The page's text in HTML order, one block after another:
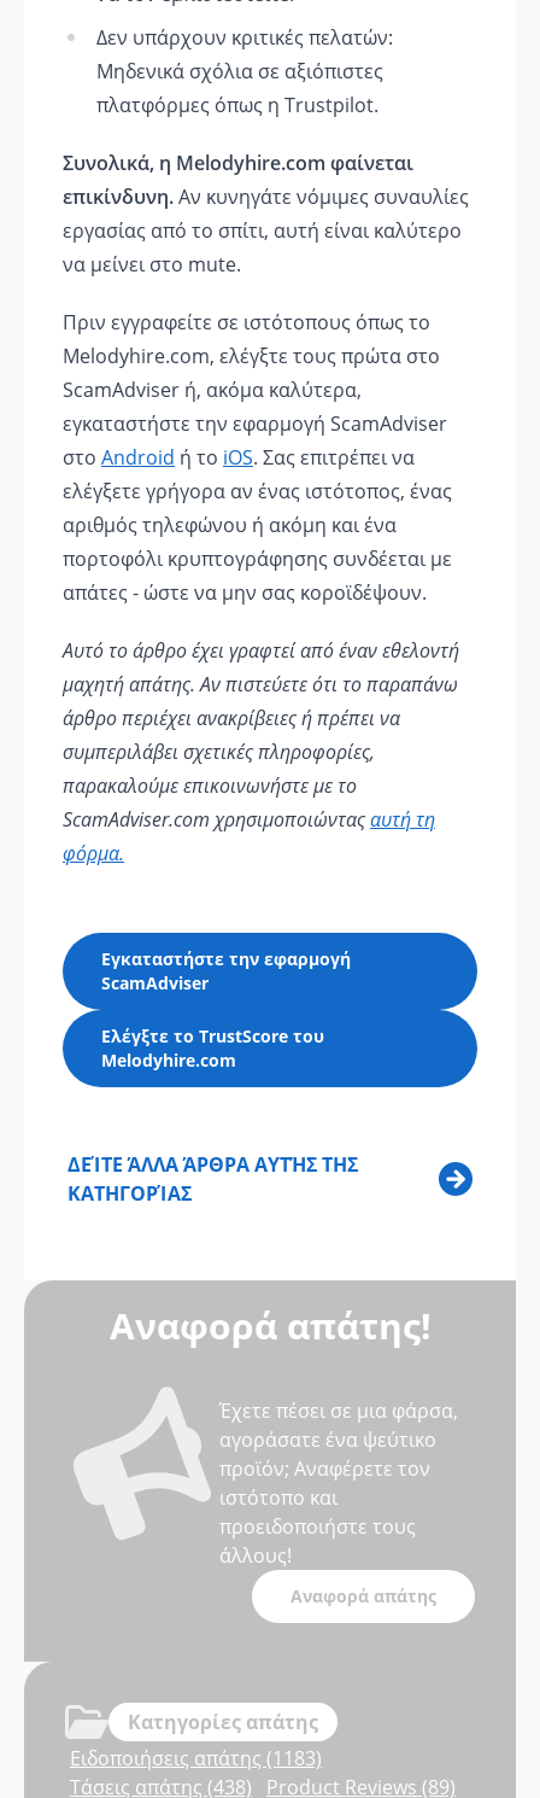
Δεν υπάρχουν κριτικές πελατών:
Μηδενικά σχόλια σε αξιόπιστες
πλατφόρμες όπως η Trustpilot.
Συνολικά, η Melodyhire.com φαίνεται
επικίνδυνη.Αν κυνηγάτε νόμιμες συναυλίες
εργασίας από το σπίτι, αυτή είναι καλύτερο
να μείνει στο mute.
Πριν εγγραφείτε σε ιστότοπους όπως το
Melodyhire.com, ελέγξτε τους πρώτα στο
ScamAdviser ή, ακόμα καλύτερα,
εγκαταστήστε την εφαρμογή ScamAdviser
στο Android ή το iOS. Σας επιτρέπει να
ελέγξετε γρήγορα αν ένας ιστότοπος, ένας
αριθμός τηλεφώνου ή ακόμη και ένα
πορτοφόλι κρυπτογράφησης συνδέεται με
απάτες - ώστε να μην σας κοροϊδέψουν.
Αυτό το άρθρο έχει γραφτεί από έναν εθελοντή
μαχητή απάτης. Αν πιστεύετε ότι το παραπάνω
άρθρο περιέχει ανακρίβειες ή πρέπει να
συμπεριλάβει σχετικές πληροφορίες,
παρακαλούμε επικοινωνήστε με το
ScamAdviser.com χρησιμοποιώνταςαυτή τη
φόρμα.
Εγκαταστήστε την εφαρμογή
ScamAdviser
Ελέγξτε το TrustScore του
Melodyhire.com
ΔΕΊΤΕ ΆΛΛΑ ΆΡΘΡΑ ΑΥΤΉΣ ΤΗΣ
ΚΑΤΗΓΟΡΊΑΣ
Αναφορά απάτης!
Έχετε πέσει σε μια φάρσα,
αγοράσατε ένα ψεύτικο
προϊόν; Αναφέρετε τον
ιστότοπο και
προειδοποιήστε τους
άλλους!
Αναφορά απάτης
Κατηγορίες απάτης
Ειδοποιήσεις απάτης (1183)
Τάσεις απάτης (438)
Product Reviews (89)